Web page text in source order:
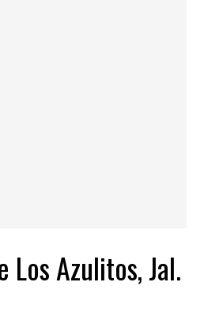
Los Azulitos, Jal.